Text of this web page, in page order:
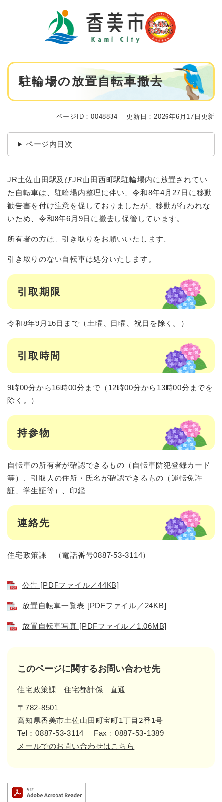
本
駐輪場の放置自転車撤去
ページID：0048834 更新日：2026年6月17日更新
ページ内目次
JR土佐山田駅及びJR山田西町駅駐輪場内に放置されてい
た自転車は、駐輪場内整理に伴い、令和8年4月27日に移動
勧告書を付け注意を促しておりましたが、移動が行われな
いため、令和8年6月9日に撤去し保管しています。
所有者の方は、引き取りをお願いいたします。
引き取りのない自転車は処分いたします。
引取期限
令和8年9月16日まで（土曜、日曜、祝日を除く。）
引取時間
9時00分から16時00分まで（12時00分から13時00分までを
除く。）
持参物
自転車の所有者が確認できるもの（自転車防犯登録カード
等）、引取人の住所・氏名が確認できるもの（運転免許
証、学生証等）、印鑑
連絡先
住宅政策課 （電話番号0887-53-3114）
公告 [PDFファイル／44KB]
放置自転車一覧表 [PDFファイル／24KB]
放置自転車写真 [PDFファイル／1.06MB]
このページに関するお問い合わせ先
住宅政策課 住宅都計係 直通
〒782-8501
高知県香美市土佐山田町宝町1丁目2番1号
Tel：0887-53-3114
Fax：0887-53-1389
メールでのお問い合わせはこちら